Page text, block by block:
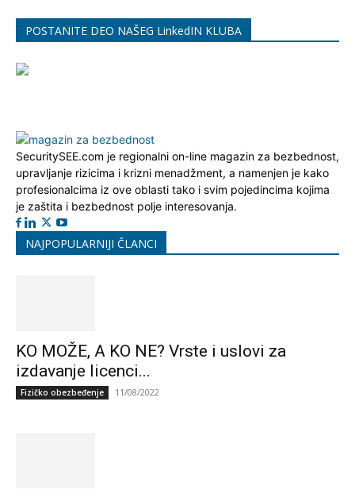
POSTANITE DEO NAŠEG LinkedIN KLUBA
SecuritySEE.com je regionalni on-line magazin za bezbednost,
upravljanje rizicima i krizni menadžment, a namenjen je kako
profesionalcima iz ove oblasti tako i svim pojedincima kojima
je zaštita i bezbednost polje interesovanja.
NAJPOPULARNIJI ČLANCI
KO MOŽE, A KO NE? Vrste i uslovi za
izdavanje licenci...
Fizičko obezbeđenje 11/08/2022